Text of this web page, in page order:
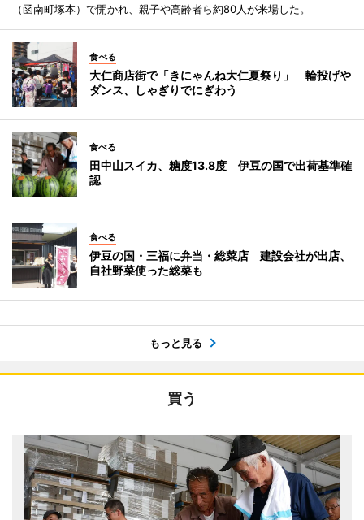
（函南町塚本）で開かれ、親子や高齢者ら約80人が来場した。
食べる
大仁商店街で「きにゃんね大仁夏祭り」 輪投げや
ダンス、しゃぎりでにぎわう
食べる
田中山スイカ、糖度13.8度 伊豆の国で出荷基準確
認
食べる
伊豆の国・三福に弁当・総菜店 建設会社が出店、
自社野菜使った総菜も
もっと見る
買う